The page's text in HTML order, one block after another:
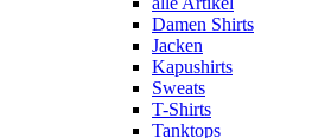
Damen Shirts
Jacken
Kapushirts
Sweats
T-Shirts
Tanktops